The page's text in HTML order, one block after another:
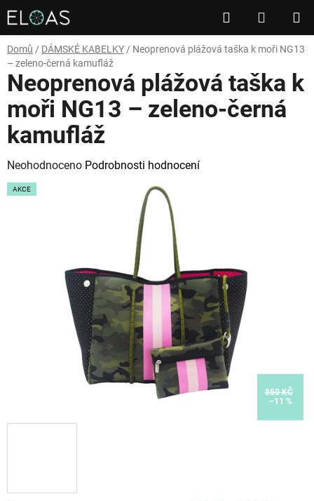
Přejít
na
obsah
Hledat
KOŠÍK
Domů / DÁMSKÉ KABELKY / Neoprenová plážová taška k moři NG13
– zeleno-černá kamufláž
Neoprenová plážová taška k
moři NG13 – zeleno-černá
kamufláž
Průměrné
hodnocení
Neohodnoceno Podrobnosti hodnocení
AKCE
850 KČ
–11 %